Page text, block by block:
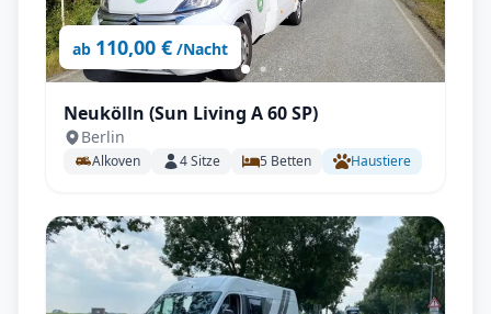
ab 110,00 € /Nacht
Neukölln (Sun Living A 60 SP)
Berlin
Alkoven 4Sitze 5 Betten Haustiere